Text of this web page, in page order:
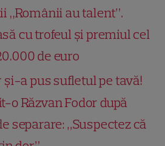
„Românii au talent”.
cu trofeul și premiul cel
de euro
și-a pus sufletul pe tavă!
o Răzvan Fodor după
separare: „Suspectez că